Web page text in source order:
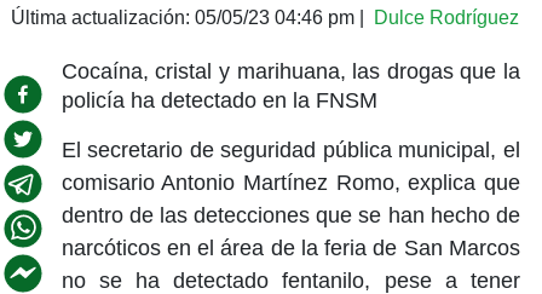
Última actualización: 05/05/23 04:46 pm Dulce Rodríguez
Cocaína, cristal y marihuana, las drogas que la
policía ha detectado en la FNSM
El secretario de seguridad pública municipal, el
comisario Antonio Martínez Romo, explica que
dentro de las detecciones que se han hecho de
narcóticos en el área de la feria de San Marcos
no se ha detectado fentanilo, pese a tener